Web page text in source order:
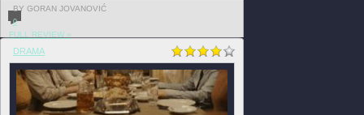
BY GORAN JOVANOVIĆ
0
FULL REVIEW »
DRAMA